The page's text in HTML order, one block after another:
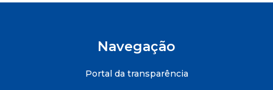
Navegação
Portal da transparência